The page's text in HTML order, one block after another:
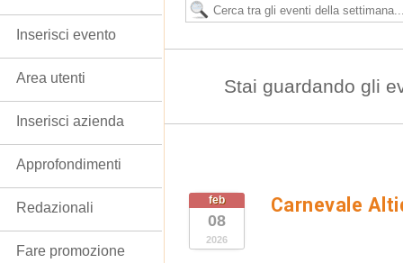
Stai guardando gli
feb
08
2026
Carnevale
Inserisci evento
Area utenti
Inserisci azienda
Approfondimenti
Redazionali
Fare promozione